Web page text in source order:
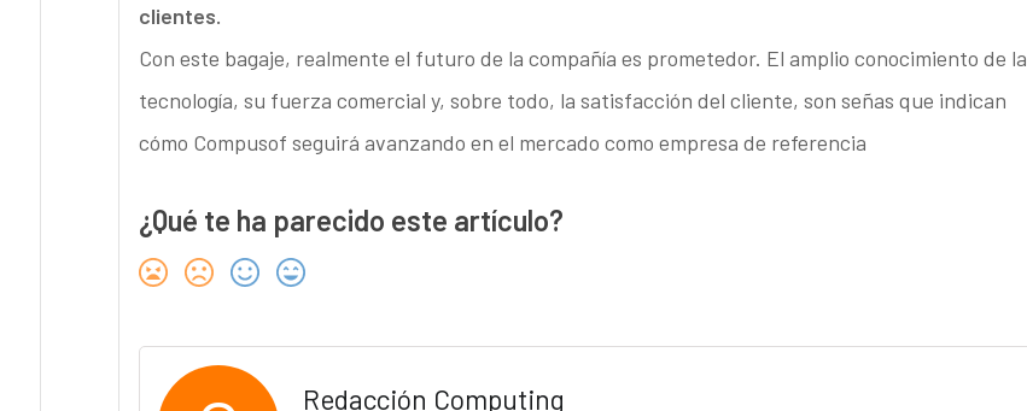
clientes.
Con este bagaje, realmente el futuro de la compañía es prometedor. El amplio conocimiento de la
tecnología, su fuerza comercial y, sobre todo, la satisfacción del cliente, son señas que indican
cómo Compusof seguirá avanzando en el mercado como empresa de referencia
¿Qué te ha parecido este artículo?
Redacción Computing